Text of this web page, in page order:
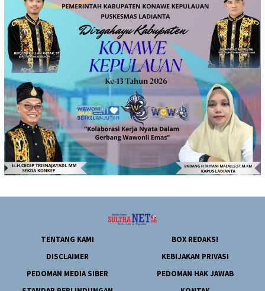
TENTANG KAMI
BOX REDAKSI
DISCLAIMER
KEBIJAKAN PRIVASI
PEDOMAN MEDIA SIBER
PEDOMAN HAK JAWAB